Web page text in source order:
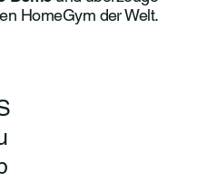
HomeGym der Welt.